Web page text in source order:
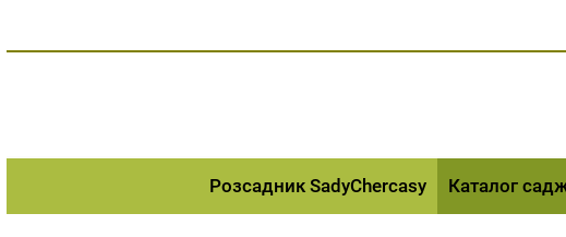
вмісту
Розсадник SadyChercasy Каталог